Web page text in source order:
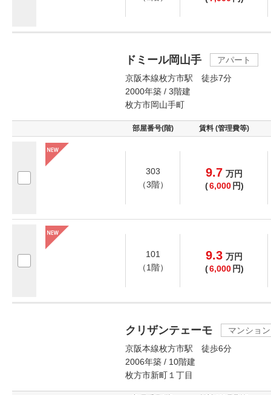
ドミール岡山手
アパート
京阪本線枚方市駅 徒歩7分
2000年築 / 3階建
枚方市岡山手町
部屋番号(階) 賃料 (管理費等)
303
（3階）
9.7 万円
(6,000 円)
101
（1階）
9.3 万円
(6,000 円)
クリザンテェーモ
マンション
京阪本線枚方市駅 徒歩6分
2006年築 / 10階建
枚方市新町１丁目